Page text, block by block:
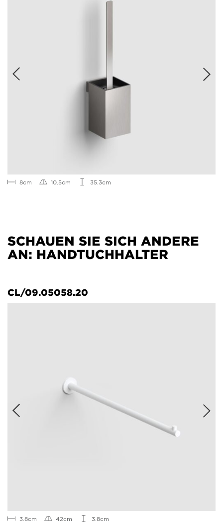
8cm 10.5cm 35.3cm
SCHAUEN SIE SICH ANDERE
AN: HANDTUCHHALTER
CL/09.05058.20
3.8cm 42cm 3.8cm